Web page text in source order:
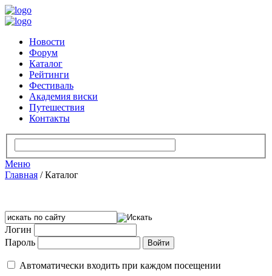
Новости
Форум
Каталог
Рейтинги
Фестиваль
Академия виски
Путешествия
Контакты
Меню
Главная /Каталог
Логин
Пароль
Автоматически входить при каждом посещении